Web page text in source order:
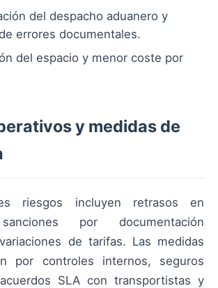
del despacho aduanero y
errores documentales.
del espacio y menor coste por
y medidas de
riesgos incluyen retrasos en
por documentación
de tarifas. Las medidas
por controles internos, seguros
SLA con transportistas y